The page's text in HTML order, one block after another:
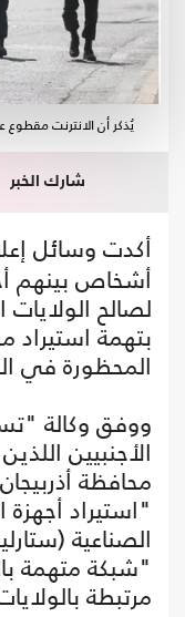
يُذكر أن الانترنت
شارك الخبر
أكدت وسائل
أشخاص بينهم
لصالح الولايات
بتهمة استيراد
المحظورة في
ووفق وكالة
الأجنبيين
محافظة
"استيراد أجهزة
الصناعية
"شبكة متهمة
مرتبطة